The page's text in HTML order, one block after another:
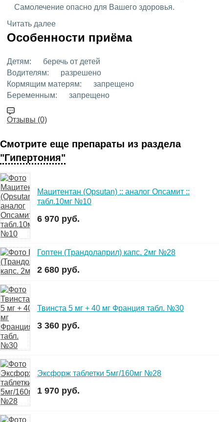
Самолечение опасно для Вашего здоровья.
Читать далее
Особенности приёма
Детям:
беречь от детей
Водителям:
разрешено
Кормящим матерям:
запрещено
Беременным:
запрещено
Отзывы (0)
Смотрите еще препараты из раздела
"Гипертония"
Мацитентан (Opsutan) :: аналог Опсамит ::
табл.10мг №10
6 970 руб.
Гоптен (Трандолаприл) капс. 2мг №28
2 680 руб.
Твинста 5 мг + 40 мг Франция табл. №30
3 360 руб.
Эксфорж таблетки 5мг/160мг №28
1 970 руб.